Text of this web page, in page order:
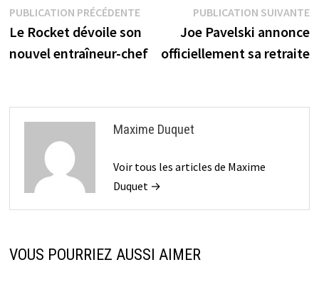
Navigation
de
PUBLICATION PRÉCÉDENTEPublication
précédente :
Le Rocket dévoile son
nouvel entraîneur-chef
PUBLICATION SUIVANTE
Joe Pavelski annonce
officiellement sa retraite
Maxime Duquet
Voir tous les articles de Maxime
Duquet →
VOUS POURRIEZ AUSSI AIMER